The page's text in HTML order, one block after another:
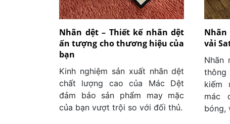
Nhãn dệt – Thiết kế nhãn dệt
ấn tượng cho thương hiệu của
bạn
Kinh nghiệm sản xuất nhãn dệt
chất lượng cao của Mác Dệt
đảm bảo sản phẩm may mặc
của bạn vượt trội so với đối thủ.
Nhãn
vải
Nhãn
kiếm
mác
bóng,